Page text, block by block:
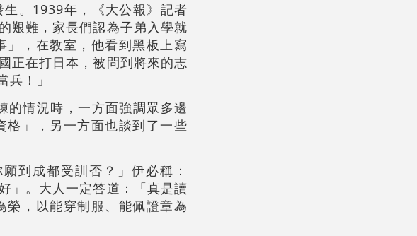
。1939年，《大公報》記者
艱難，家長們認為子弟入學就
，在教室，他看到黑板上寫
正在打日本，被問到將來的志
！」
的情況時，一方面強調眾多邊
格」，另一方面也談到了一些
到成都受訓否？」伊必稱：
」。大人一定答道：「真是讀
，以能穿制服、能佩證章為